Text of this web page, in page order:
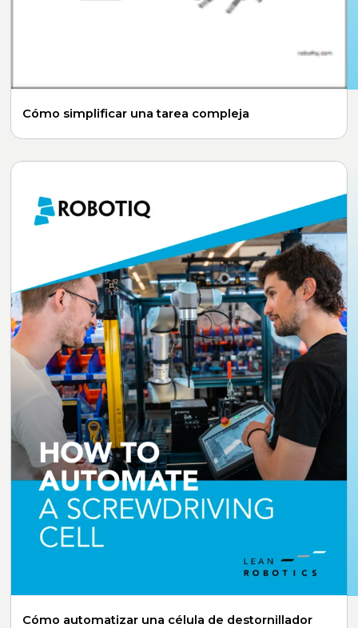
Cómo simplificar una tarea compleja
Cómo automatizar una célula de destornillador